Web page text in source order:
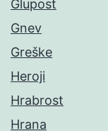
Glupost
Gnev
Greške
Heroji
Hrabrost
Hrana